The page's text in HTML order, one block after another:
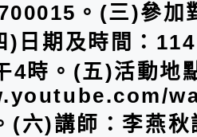
。(三)參加
)日期及時間：
4時。(五)活動地
(六)講師：李燕秋